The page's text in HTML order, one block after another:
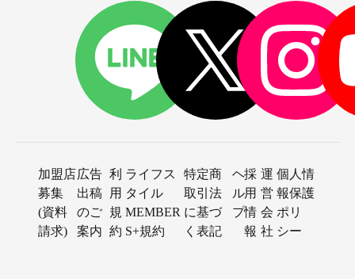
加盟店
募集
(資料
請求)
広告
出稿
のご
案内
利
用
規
約
ライフス
タイル
MEMBER
S+規約
特定商
取引法
に基づ
く表記
ヘ
ル
プ
採
用
情
報
運
営
会
社
個人情
報保護
ポリ
シー